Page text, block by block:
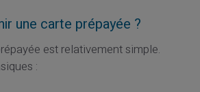
une carte prépayée ?
est relativement simple.
: